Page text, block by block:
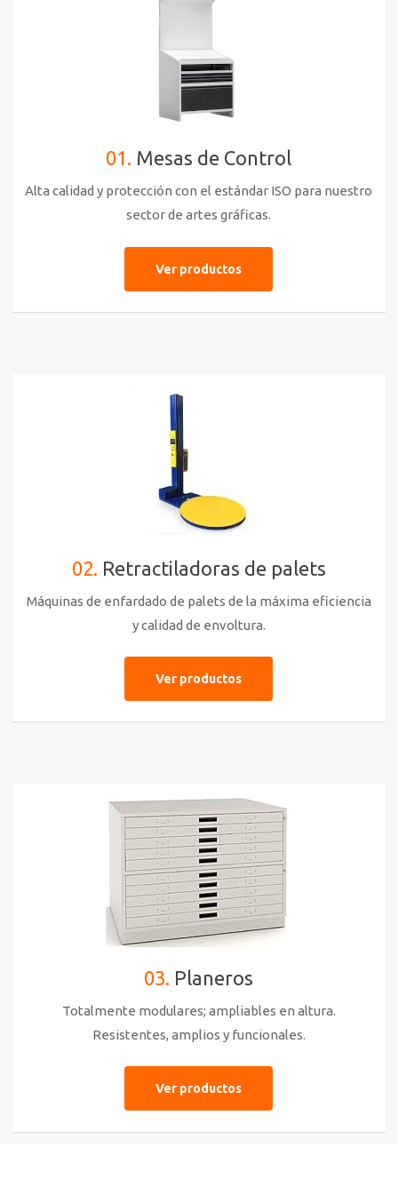
01. Mesas de Control
Alta calidad y protección con el estándar ISO para nuestro
sector de artes gráficas.
Ver productos
02. Retractiladoras de palets
Máquinas de enfardado de palets de la máxima eficiencia
y calidad de envoltura.
Ver productos
03. Planeros
Totalmente modulares; ampliables en altura.
Resistentes, amplios y funcionales.
Ver productos